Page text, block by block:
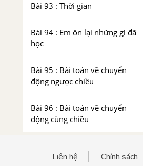
Bài 93 : Thời gian
Bài 94 : Em ôn lại những gì đã
học
Bài 95 : Bài toán về chuyển
động ngược chiều
Bài 96 : Bài toán về chuyển
động cùng chiều
Liên hệ Chính sách